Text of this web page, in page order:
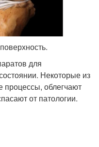
для
Некоторые из
процессы, облегчают
от патологии.